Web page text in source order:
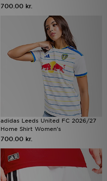
700.00 kr.
adidas Leeds United FC 2026/27
Home Shirt Women's
700.00 kr.